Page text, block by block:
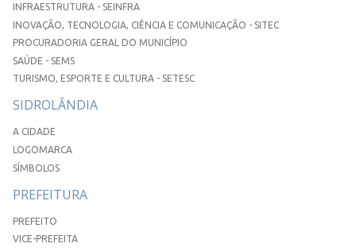
INFRAESTRUTURA - SEINFRA
INOVAÇÃO, TECNOLOGIA, CIÊNCIA E COMUNICAÇÃO - SITEC
PROCURADORIA GERAL DO MUNICÍPIO
SAÚDE - SEMS
TURISMO, ESPORTE E CULTURA - SETESC
SIDROLÂNDIA
A CIDADE
LOGOMARCA
SÍMBOLOS
PREFEITURA
PREFEITO
VICE-PREFEITA